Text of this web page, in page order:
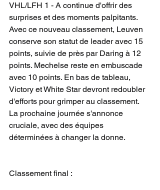
VHL/LFH 1 - A continue d'offrir des
surprises et des moments palpitants.
Avec ce nouveau classement, Leuven
conserve son statut de leader avec 15
points, suivie de près par Daring à 12
points. Mechelse reste en embuscade
avec 10 points. En bas de tableau,
Victory et White Star devront redoubler
d'efforts pour grimper au classement.
La prochaine journée s'annonce
cruciale, avec des équipes
déterminées à changer la donne.
Classement final :